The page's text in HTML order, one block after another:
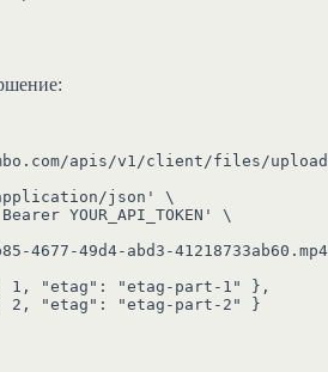
apis/v1/client/files/
json' \
YOUR_API_TOKEN' \
4677-49d4-abd3-
1, "etag": "etag-part-1" },
2, "etag": "etag-part-2" }